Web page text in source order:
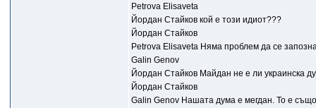
Petrova Elisaveta
Йордан Стайков кой е този идиот???
Йордан Стайков
Petrova Elisaveta Няма проблем да се
Galin Genov
Йордан Стайков Майдан не е ли украинска
Йордан Стайков
Galin Genov Нашата дума е мегдан. То е